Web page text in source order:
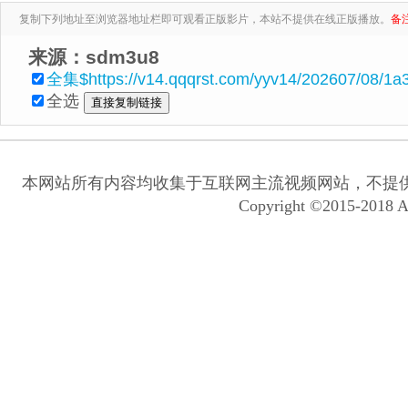
复制下列地址至浏览器地址栏即可观看正版影片，本站不提供在线正版播放。 备
来源：sdm3u8
全集$https://v14.qqqrst.com/yyv14/202607/08/
全选
本网站所有内容均收集于互联网主流视频网站，不
Copyright ©2015-2018